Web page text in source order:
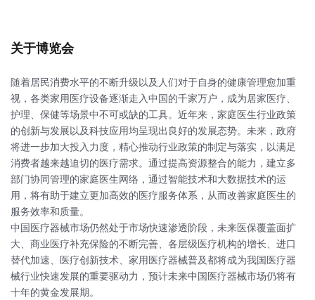
关于博览会
随着居民消费水平的不断升级以及人们对于自身的健康管理愈加重
视，各类家用医疗设备逐渐走入中国的千家万户，成为居家医疗、
护理、保健等场景中不可或缺的工具。近年来，家庭医生行业政策
的创新与发展以及科技应用均呈现出良好的发展态势。未来，政府
将进一步加大投入力度，精心推动行业政策的制定与落实，以满足
消费者越来越迫切的医疗需求。通过提高资源整合的能力，建立多
部门协同管理的家庭医生网络，通过智能技术和大数据技术的运
用，将有助于建立更加高效的医疗服务体系，从而改善家庭医生的
服务效率和质量。
中国医疗器械市场仍然处于市场快速渗透阶段，未来医保覆盖面扩
大、商业医疗补充保险的不断完善、各层级医疗机构的增长、进口
替代加速、医疗创新技术、家用医疗器械普及都将成为我国医疗器
械行业快速发展的重要驱动力，预计未来中国医疗器械市场仍将有
十年的黄金发展期。